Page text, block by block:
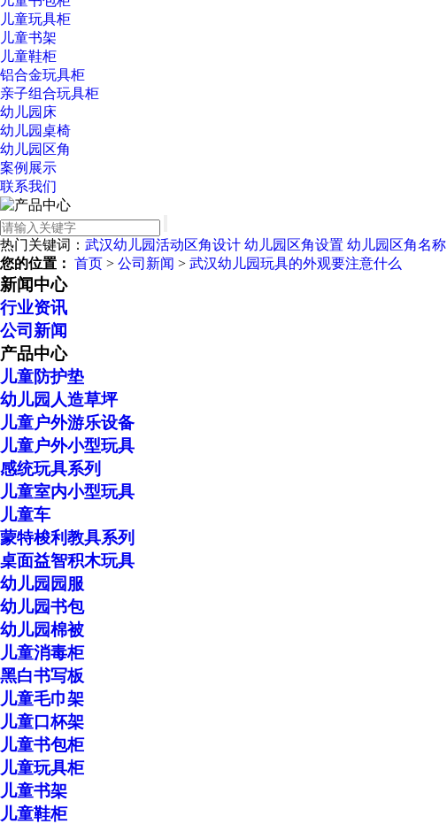
儿童玩具柜
儿童书架
儿童鞋柜
铝合金玩具柜
亲子组合玩具柜
幼儿园床
幼儿园桌椅
幼儿园区角
案例展示
联系我们
热门关键词： 武汉幼儿园活动区角设计 幼儿园区角设置 幼儿园区角名称
您的位置： 首页 > 公司新闻 > 武汉幼儿园玩具的外观要注意什么
新闻中心
行业资讯
公司新闻
产品中心
儿童防护垫
幼儿园人造草坪
儿童户外游乐设备
儿童户外小型玩具
感统玩具系列
儿童室内小型玩具
儿童车
蒙特梭利教具系列
桌面益智积木玩具
幼儿园园服
幼儿园书包
幼儿园棉被
儿童消毒柜
黑白书写板
儿童毛巾架
儿童口杯架
儿童书包柜
儿童玩具柜
儿童书架
儿童鞋柜